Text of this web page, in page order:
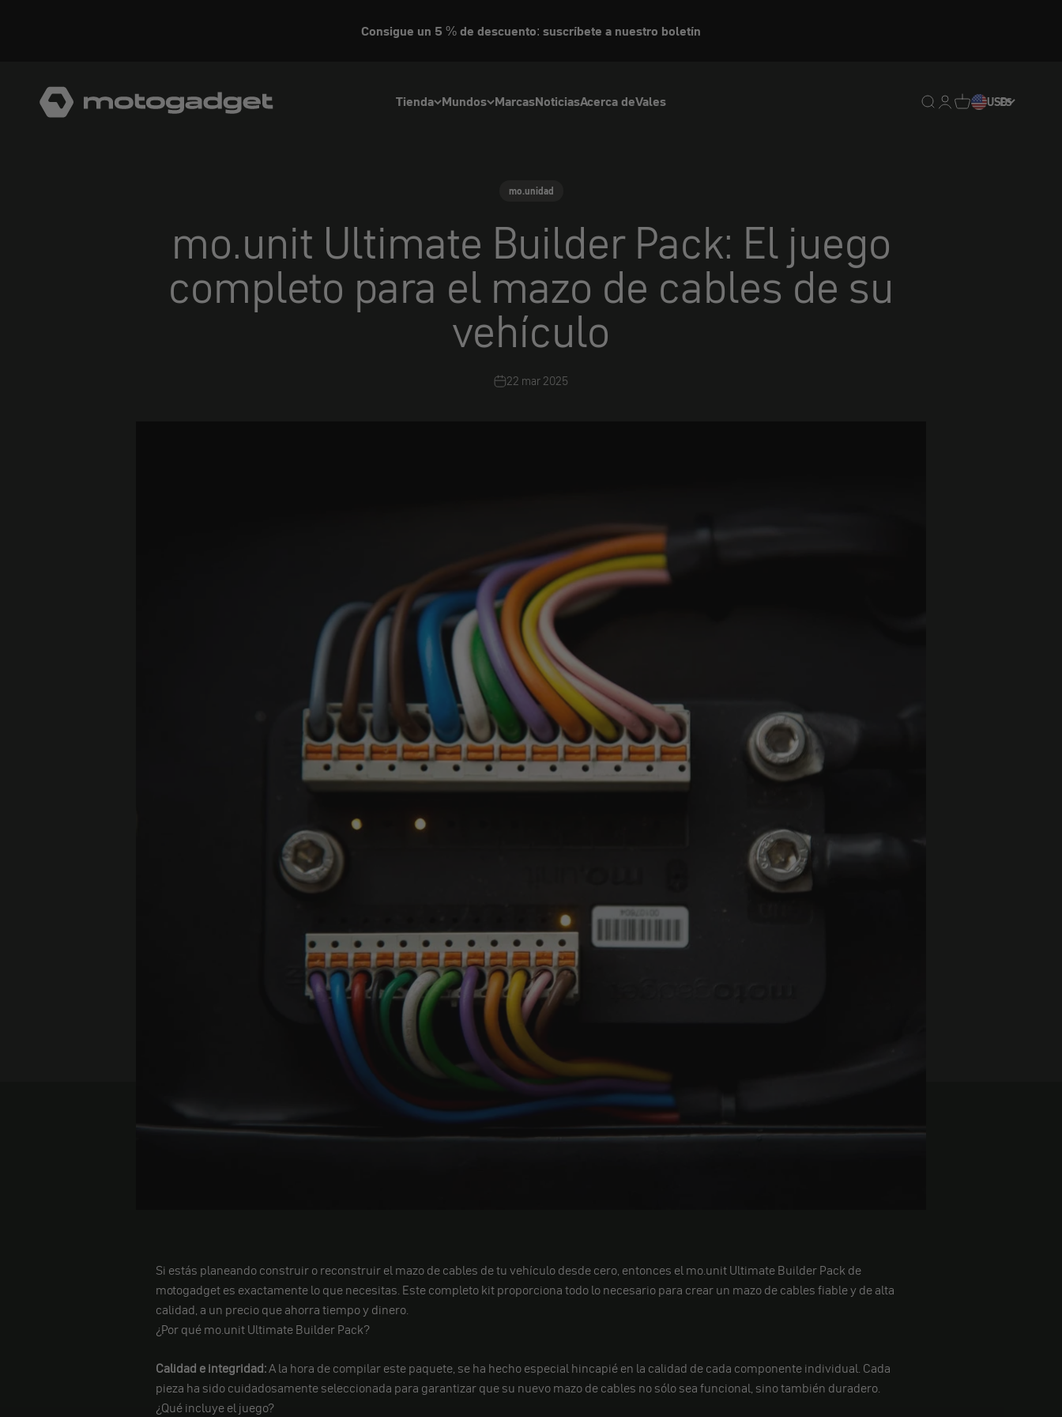
Consigue un 5 % de descuento: suscríbete a nuestro boletín
Tienda Mundos MarcasNoticiasAcerca deVales
motogadget GmbH
Traducción pendiente:
Traducción
Traducción
USDES
mo.unidad
mo.unit Ultimate Builder Pack: El juego
completo para el mazo de cables de su
vehículo
22 mar 2025
Si estás planeando construir o reconstruir el mazo de cables de tu vehículo desde cero, entonces el mo.unit Ultimate Builder Pack de
motogadget es exactamente lo que necesitas. Este completo kit proporciona todo lo necesario para crear un mazo de cables fiable y de alta
calidad, a un precio que ahorra tiempo y dinero.
¿Por qué mo.unit Ultimate Builder Pack?
Calidad e integridad:A la hora de compilar este paquete, se ha hecho especial hincapié en la calidad de cada componente individual. Cada
pieza ha sido cuidadosamente seleccionada para garantizar que su nuevo mazo de cables no sólo sea funcional, sino también duradero.
¿Qué incluye el juego?